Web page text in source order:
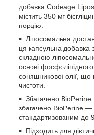
добавка Codeage
містить 350 мг
порцію.
Ліпосомальна
ця капсульна добавка
складною
основі
соняшникової олії,
чистоти.
Збагачено BioPerine:
збагачено BioPerine —
стандартизованим до
Підходить для